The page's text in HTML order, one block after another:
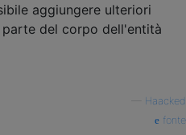
aggiungere ulteriori
del corpo dell'entità
Haacked
fonte